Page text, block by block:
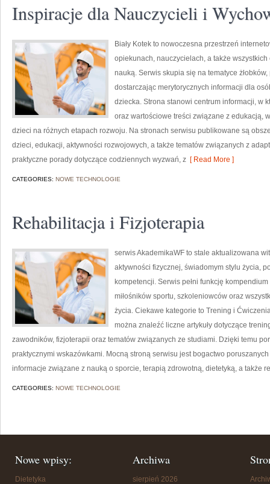
Inspiracje dla Nauczycieli i
Biały Kotek to nowoczesna przestrzeń
opiekunach, nauczycielach, a także
nauką. Serwis skupia się na tematyce
dostarczając merytorycznych informacji dla
dziecka. Strona stanowi centrum informacji, w
oraz wartościowe treści związane z edukacją,
dzieci na różnych etapach rozwoju. Na stronach serwisu publikowane są
dzieci, edukacji, aktywności rozwojowych, a także tematów związanych z
praktyczne porady dotyczące codziennych wyzwań, z [ Read More ]
CATEGORIES: NOWE TECHNOLOGIE
Rehabilitacja i Fizjoterapia
serwis AkademikaWF to stale aktualizowana
aktywności fizycznej, świadomym stylu życia,
kompetencji. Serwis pełni funkcję
miłośników sportu, szkoleniowców oraz
życia. Ciekawe kategorie to Trening i
można znaleźć liczne artykuły dotyczące
zawodników, fizjoterapii oraz tematów związanych ze studiami. Dzięki temu
praktycznymi wskazówkami. Mocną stroną serwisu jest bogactwo
informacje związane z nauką o sporcie, terapią zdrowotną, dietetyką, a także
CATEGORIES: NOWE TECHNOLOGIE
Nowe wpisy:
Dietetyka
Archiwa
sierpień 2026